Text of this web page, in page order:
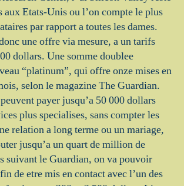
aux Etats-Unis ou l’on compte le plus
par rapport a toutes les dames.
une offre via mesure, a un tarifs
dollars. Une somme doublee
“platinum”, qui offre onze mises en
selon le magazine The Guardian.
payer jusqu’a 50 000 dollars
plus specialises, sans compter les
relation a long terme ou un mariage,
jusqu’a un quart de million de
suivant le Guardian, on va pouvoir
de etre mis en contact avec l’un des